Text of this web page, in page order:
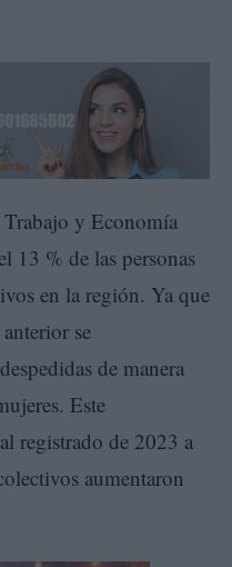
y Economía
13 % de las personas
en la región. Ya que
se
de manera
Este
registrado de 2023 a
aumentaron